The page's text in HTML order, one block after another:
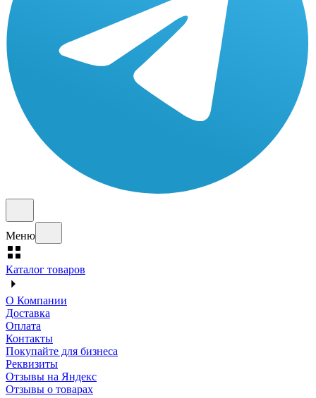
Меню
Каталог товаров
О Компании
Доставка
Оплата
Контакты
Покупайте для бизнеса
Реквизиты
Отзывы на Яндекс
Отзывы о товарах